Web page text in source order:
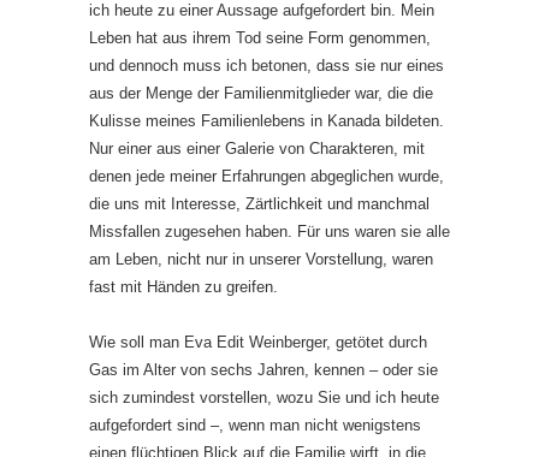
ich heute zu einer Aussage aufgefordert bin. Mein
Leben hat aus ihrem Tod seine Form genommen,
und dennoch muss ich betonen, dass sie nur eines
aus der Menge der Familienmitglieder war, die die
Kulisse meines Familienlebens in Kanada bildeten.
Nur einer aus einer Galerie von Charakteren, mit
denen jede meiner Erfahrungen abgeglichen wurde,
die uns mit Interesse, Zärtlichkeit und manchmal
Missfallen zugesehen haben. Für uns waren sie alle
am Leben, nicht nur in unserer Vorstellung, waren
fast mit Händen zu greifen.
Wie soll man Eva Edit Weinberger, getötet durch
Gas im Alter von sechs Jahren, kennen – oder sie
sich zumindest vorstellen, wozu Sie und ich heute
aufgefordert sind –, wenn man nicht wenigstens
einen flüchtigen Blick auf die Familie wirft, in die